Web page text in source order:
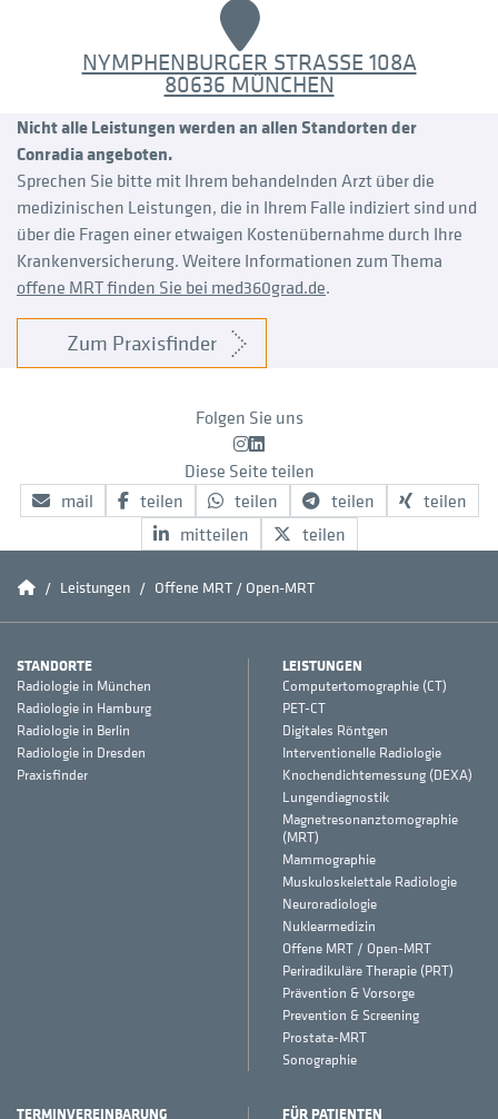
NYMPHENBURGER STRASSE 108A
80636 MÜNCHEN
Nicht alle Leistungen werden an allen Standorten der
Conradia angeboten.
Sprechen Sie bitte mit Ihrem behandelnden Arzt über die
medizinischen Leistungen, die in Ihrem Falle indiziert sind und
über die Fragen einer etwaigen Kostenübernahme durch Ihre
Krankenversicherung. Weitere Informationen zum Thema
offene MRT finden Sie bei med360grad.de.
Zum Praxisfinder
Folgen Sie uns
Instagram
LinkedIn
Diese Seite teilen
mail
teilen teilen teilen
teilen
mitteilen
teilen
ConradiaLeistungen Offene MRT / Open-MRT
STANDORTE
Radiologie in München
Radiologie in Hamburg
Radiologie in Berlin
Radiologie in Dresden
Praxisfinder
LEISTUNGEN
Computertomographie (CT)
PET-CT
Digitales Röntgen
Interventionelle Radiologie
Knochendichtemessung (DEXA)
Lungendiagnostik
Magnetresonanztomographie
(MRT)
Mammographie
Muskuloskelettale Radiologie
Neuroradiologie
Nuklearmedizin
Offene MRT / Open-MRT
Periradikuläre Therapie (PRT)
Prävention & Vorsorge
Prevention & Screening
Prostata-MRT
Sonographie
TERMINVEREINBARUNG FÜR PATIENTEN